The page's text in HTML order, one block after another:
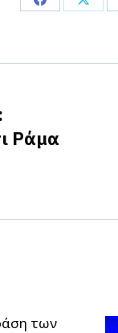
Share Share
Ράμα
των